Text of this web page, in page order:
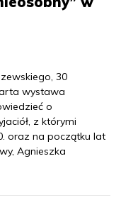
30
wystawa
o
z którymi
oraz na początku lat
Agnieszka